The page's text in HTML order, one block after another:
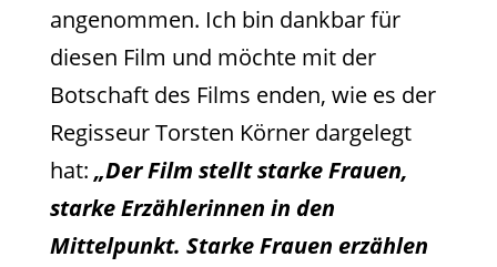
angenommen. Ich bin dankbar für
diesen Film und möchte mit der
Botschaft des Films enden, wie es der
Regisseur Torsten Körner dargelegt
hat: „Der Film stellt starke Frauen,
starke Erzählerinnen in den
Mittelpunkt. Starke Frauen erzählen